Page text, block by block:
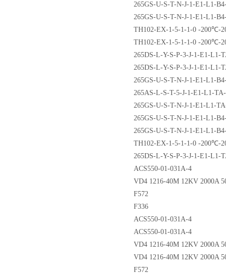
265GS-U-S-T-N-J-1-E1-L1-
265GS-U-S-T-N-J-1-E1-L1-
TH102-EX-1-5-1-1-0 -200℃-
TH102-EX-1-5-1-1-0 -200℃-
265DS-L-Y-S-P-3-J-1-E1-L1-
265DS-L-Y-S-P-3-J-1-E1-L1-
265GS-U-S-T-N-J-1-E1-L1-
265AS-L-S-T-5-J-1-E1-L1-
265GS-U-S-T-N-J-1-E1-L1-
265GS-U-S-T-N-J-1-E1-L1-
265GS-U-S-T-N-J-1-E1-L1-
TH102-EX-1-5-1-1-0 -200℃-
265DS-L-Y-S-P-3-J-1-E1-L1-
ACS550-01-031A-4
VD4 1216-40M 12KV 2000A
F572
F336
ACS550-01-031A-4
ACS550-01-031A-4
VD4 1216-40M 12KV 2000A
VD4 1216-40M 12KV 2000A
F572